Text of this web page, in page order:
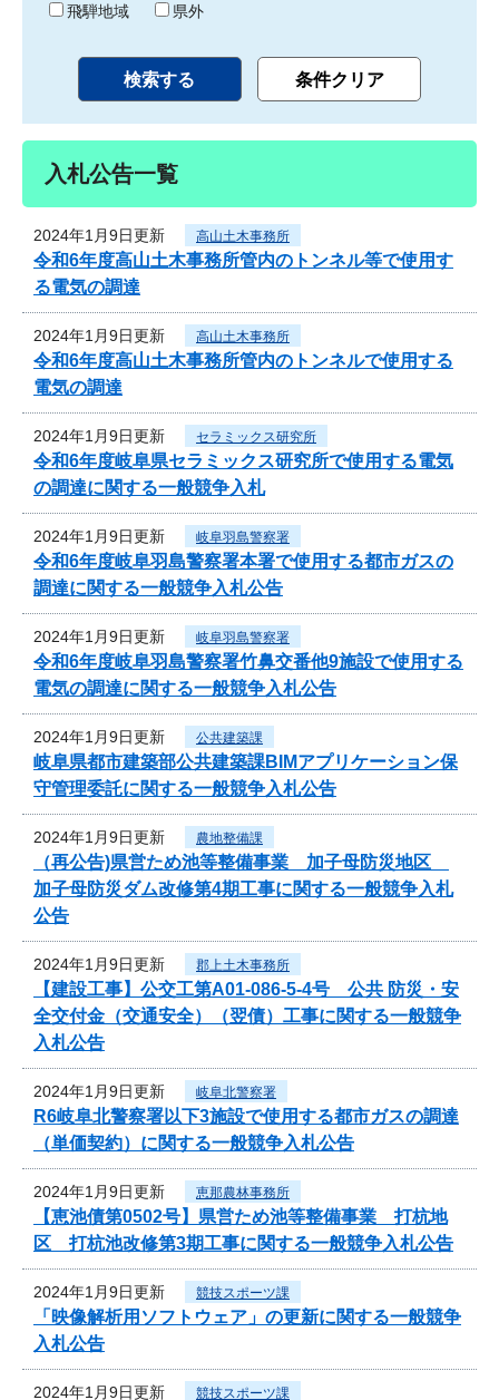
飛騨地域
県外
入札公告一覧
2024年1月9日更新 高山土木事務所
令和6年度高山土木事務所管内のトンネル等で使用す
る電気の調達
2024年1月9日更新 高山土木事務所
令和6年度高山土木事務所管内のトンネルで使用する
電気の調達
2024年1月9日更新 セラミックス研究所
令和6年度岐阜県セラミックス研究所で使用する電気
の調達に関する一般競争入札
2024年1月9日更新 岐阜羽島警察署
令和6年度岐阜羽島警察署本署で使用する都市ガスの
調達に関する一般競争入札公告
2024年1月9日更新 岐阜羽島警察署
令和6年度岐阜羽島警察署竹鼻交番他9施設で使用する
電気の調達に関する一般競争入札公告
2024年1月9日更新 公共建築課
岐阜県都市建築部公共建築課BIMアプリケーション保
守管理委託に関する一般競争入札公告
2024年1月9日更新 農地整備課
（再公告)県営ため池等整備事業 加子母防災地区
加子母防災ダム改修第4期工事に関する一般競争入札
公告
2024年1月9日更新 郡上土木事務所
【建設工事】公交工第A01-086-5-4号 公共 防災・安
全交付金（交通安全）（翌債）工事に関する一般競争
入札公告
2024年1月9日更新 岐阜北警察署
R6岐阜北警察署以下3施設で使用する都市ガスの調達
（単価契約）に関する一般競争入札公告
2024年1月9日更新 恵那農林事務所
【恵池債第0502号】県営ため池等整備事業 打杭地
区 打杭池改修第3期工事に関する一般競争入札公告
2024年1月9日更新 競技スポーツ課
「映像解析用ソフトウェア」の更新に関する一般競争
入札公告
2024年1月9日更新 競技スポーツ課